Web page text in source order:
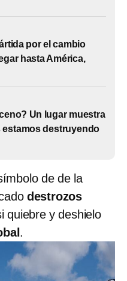
por el cambio
hasta América,
Un lugar muestra
destruyendo
de de la
destrozos
quiebre y deshielo
.